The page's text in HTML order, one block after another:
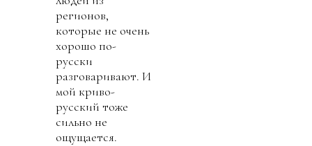
регионов,
которые не очень
хорошо по-
русски
разговаривают. И
мой криво-
русский тоже
сильно не
ощущается.